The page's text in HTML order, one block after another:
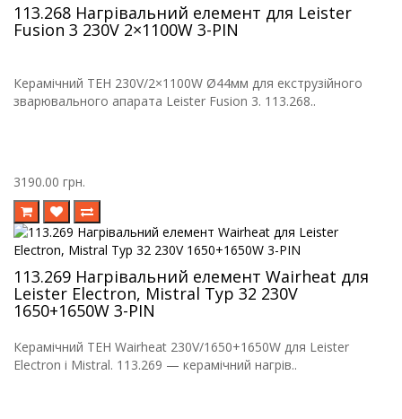
113.268 Нагрівальний елемент для Leister
Fusion 3 230V 2×1100W 3-PIN
Керамічний ТЕН 230V/2×1100W Ø44мм для екструзійного
зварювального апарата Leister Fusion 3. 113.268..
3190.00 грн.
113.269 Нагрівальний елемент Wairheat для
Leister Electron, Mistral Typ 32 230V
1650+1650W 3-PIN
Керамічний ТЕН Wairheat 230V/1650+1650W для Leister
Electron і Mistral. 113.269 — керамічний нагрів..